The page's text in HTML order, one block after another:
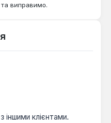
виправимо.
іншими клієнтами.